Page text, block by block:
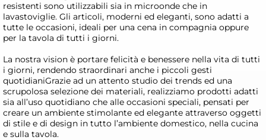
resistenti sono utilizzabili sia in microonde che in
lavastoviglie. Gli articoli, moderni ed eleganti, sono adatti a
tutte le occasioni, ideali per una cena in compagnia oppure
per la tavola di tutti i giorni.
La nostra vision è portare felicità e benessere nella vita di tutti
i giorni, rendendo straordinari anche i piccoli gesti
quotidianiGrazie ad un attento studio dei trends ed una
scrupolosa selezione dei materiali, realizziamo prodotti adatti
sia all’uso quotidiano che alle occasioni speciali, pensati per
creare un ambiente stimolante ed elegante attraverso oggetti
di stile e di design in tutto l’ambiente domestico, nella cucina
e sulla tavola.